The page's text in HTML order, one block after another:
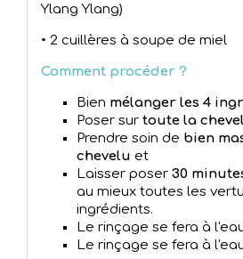
Ylang Ylang)
• 2 cuillères à soupe de miel
Comment procéder ?
Bien mélanger les 4
Poser sur toute la
Prendre soin de bien
chevelu et
Laisser poser 30
au mieux toutes les
ingrédients.
Le rinçage se fera à
Le rinçage se fera à